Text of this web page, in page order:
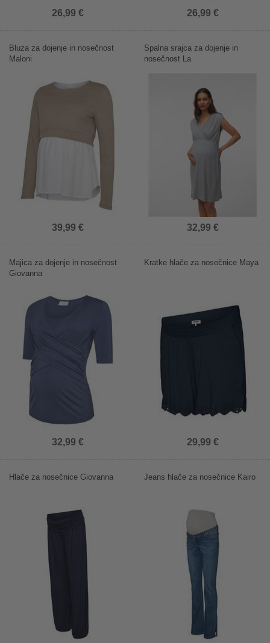
26,99 € 26,99 €
Bluza za dojenje in nosečnost
Maloni
39,99 €
Spalna srajca za dojenje in
nosečnost La
32,99 €
Majica za dojenje in nosečnost
Giovanna
32,99 €
Kratke hlače za nosečnice Maya
29,99 €
Hlače za nosečnice Giovanna Jeans hlače za nosečnice Kairo